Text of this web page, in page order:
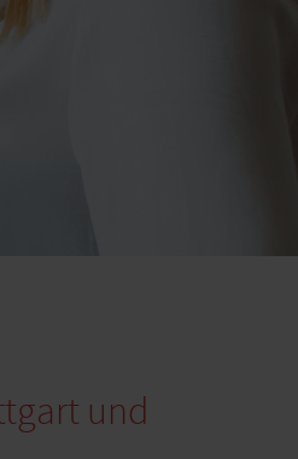
und